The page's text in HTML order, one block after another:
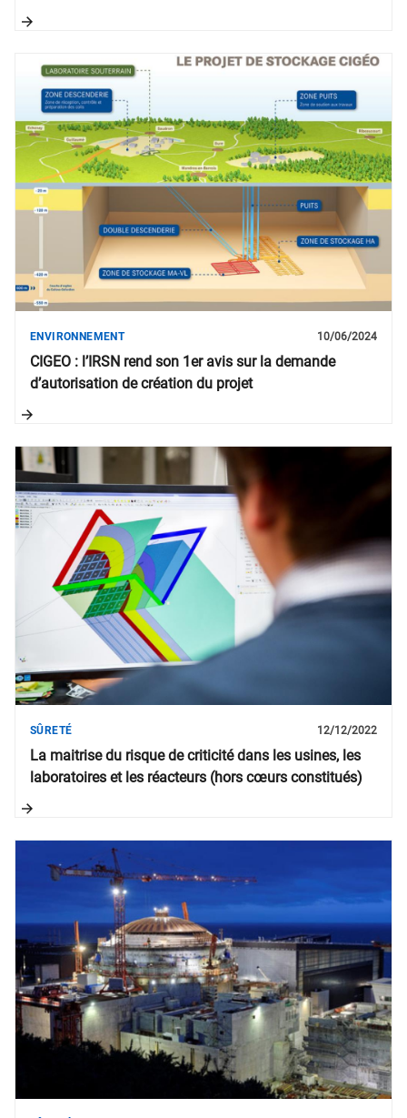
CIGEO : l’IRSN rend son 1er avis sur la demande
d’autorisation de création du projet
ENVIRONNEMENT 10/06/2024
La maitrise du risque de criticité dans les usines, les
laboratoires et les réacteurs (hors cœurs constitués)
SÛRETÉ 12/12/2022